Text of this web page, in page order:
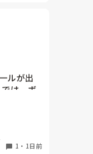
む配置
ルが出
は、ボ
うちわ
ばせな
、いい
えて下さ
1 ・ 1日前